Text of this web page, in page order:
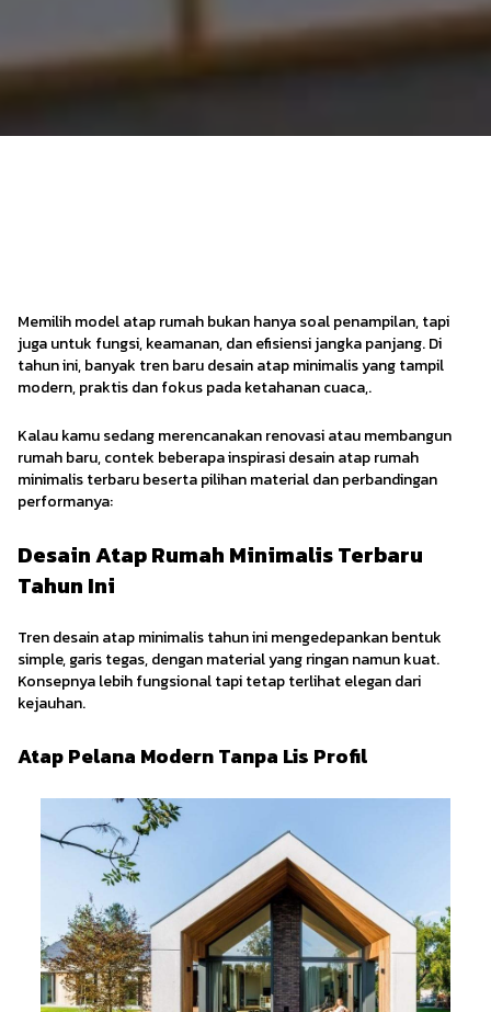
Memilih model atap rumah bukan hanya soal penampilan, tapi
juga untuk fungsi, keamanan, dan efisiensi jangka panjang. Di
tahun ini, banyak tren baru desain atap minimalis yang tampil
modern, praktis dan fokus pada ketahanan cuaca,.
Kalau kamu sedang merencanakan renovasi atau membangun
rumah baru, contek beberapa inspirasi desain atap rumah
minimalis terbaru beserta pilihan material dan perbandingan
performanya:
Desain Atap Rumah Minimalis Terbaru
Tahun Ini
Tren desain atap minimalis tahun ini mengedepankan bentuk
simple, garis tegas, dengan material yang ringan namun kuat.
Konsepnya lebih fungsional tapi tetap terlihat elegan dari
kejauhan.
Atap Pelana Modern Tanpa Lis Profil